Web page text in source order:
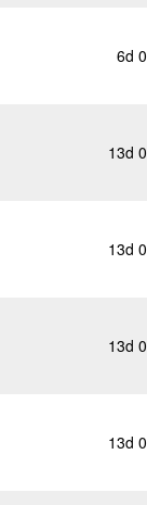
6d
13d
13d
13d
13d